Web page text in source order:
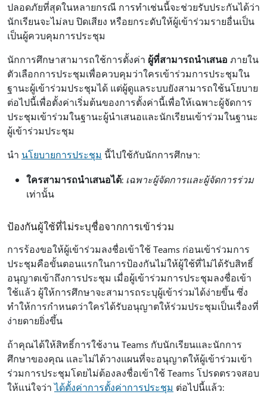
ปลอดภัยที่สุดในหลายกรณี การทำเช่นนี้จะช่วยรับประกันได้ว่า
นักเรียนจะไม่ลบ ปิดเสียง หรือยกระดับให้ผู้เข้าร่วมรายอื่นเป็น
เป็นผู้ควบคุมการประชุม
นักการศึกษาสามารถใช้การตั้งค่า ผู้ที่สามารถนําเสนอ ภายใน
ตัวเลือกการประชุมเพื่อควบคุมว่าใครเข้าร่วมการประชุมใน
ฐานะผู้เข้าร่วมประชุมได้ แต่ผู้ดูแลระบบยังสามารถใช้นโยบาย
ต่อไปนี้เพื่อตั้งค่าเริ่มต้นของการตั้งค่านี้เพื่อให้เฉพาะผู้จัดการ
ประชุมเข้าร่วมในฐานะผู้นําเสนอและนักเรียนเข้าร่วมในฐานะ
ผู้เข้าร่วมประชุม
นํา นโยบายการประชุม นี้ไปใช้กับนักการศึกษา:
ใครสามารถนําเสนอได้: เฉพาะผู้จัดการและผู้จัดการร่วม
เท่านั้น
ป้องกันผู้ใช้ที่ไม่ระบุชื่อจากการเข้าร่วม
การร้องขอให้ผู้เข้าร่วมลงชื่อเข้าใช้ Teams ก่อนเข้าร่วมการ
ประชุมคือขั้นตอนแรกในการป้องกันไม่ให้ผู้ใช้ที่ไม่ได้รับสิทธิ์
อนุญาตเข้าถึงการประชุม เมื่อผู้เข้าร่วมการประชุมลงชื่อเข้า
ใช้แล้ว ผู้ให้การศึกษาจะสามารถระบุผู้เข้าร่วมได้ง่ายขึ้น ซึ่ง
ทำให้การกำหนดว่าใครได้รับอนุญาตให้ร่วมประชุมเป็นเรื่องที่
ง่ายดายยิ่งขึ้น
ถ้าคุณได้ให้สิทธิ์การใช้งาน Teams กับนักเรียนและนักการ
ศึกษาของคุณ และไม่ได้วางแผนที่จะอนุญาตให้ผู้เข้าร่วมเข้า
ร่วมการประชุมโดยไม่ต้องลงชื่อเข้าใช้ Teams โปรดตรวจสอบ
ให้แน่ใจว่าได้ตั้งค่าการตั้งค่าการประชุม ต่อไปนี้แล้ว: